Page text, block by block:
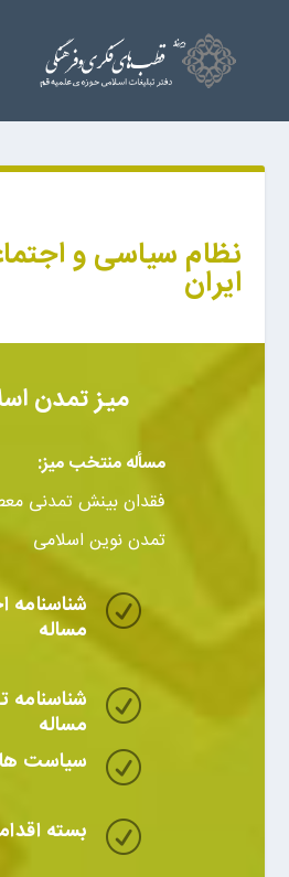
نظام سیاسی و
ایران
میز تمدن
مسأله منتخب میز:
فقدان بینش تمدنی
تمدن نوین اسلامی
R شناسنامه
مساله
R شناسنامه
مساله
R سیاست ها
R بسته